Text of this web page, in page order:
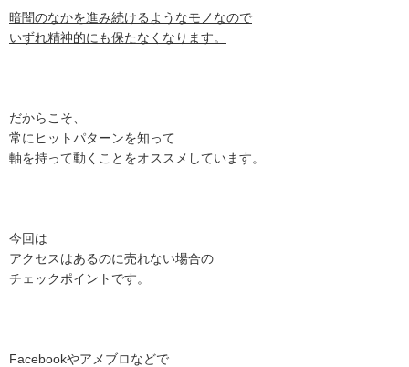
暗闇のなかを進み続けるようなモノなので
いずれ精神的にも保たなくなります。
だからこそ、
常にヒットパターンを知って
軸を持って動くことをオススメしています。
今回は
アクセスはあるのに売れない場合の
チェックポイントです。
Facebookやアメブロなどで